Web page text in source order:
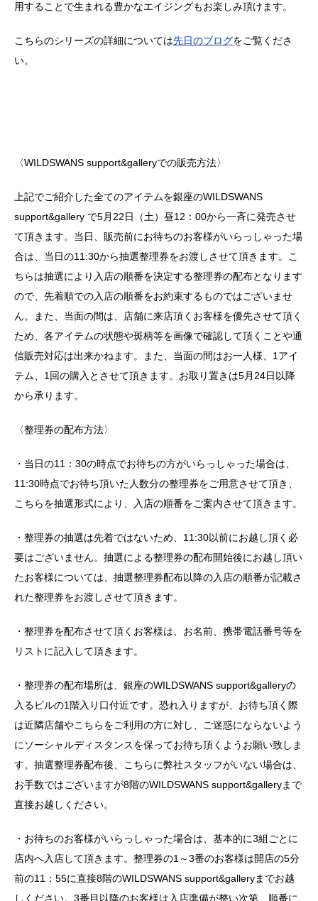
用することで生まれる豊かなエイジングもお楽しみ頂けます。
こちらのシリーズの詳細については先日のブログをご覧くださ
い。
〈WILDSWANS support&galleryでの販売方法〉
上記でご紹介した全てのアイテムを銀座のWILDSWANS
support&gallery で5月22日（土）昼12：00から一斉に発売させ
て頂きます。当日、販売前にお待ちのお客様がいらっしゃった場
合は、当日の11:30から抽選整理券をお渡しさせて頂きます。こ
ちらは抽選により入店の順番を決定する整理券の配布となります
ので、先着順での入店の順番をお約束するものではございませ
ん。また、当面の間は、店舗に来店頂くお客様を優先させて頂く
ため、各アイテムの状態や斑柄等を画像で確認して頂くことや通
信販売対応は出来かねます。また、当面の間はお一人様、1アイ
テム、1回の購入とさせて頂きます。お取り置きは5月24日以降
から承ります。
〈整理券の配布方法〉
・当日の11：30の時点でお待ちの方がいらっしゃった場合は、
11:30時点でお待ち頂いた人数分の整理券をご用意させて頂き、
こちらを抽選形式により、入店の順番をご案内させて頂きます。
・整理券の抽選は先着ではないため、11:30以前にお越し頂く必
要はございません。抽選による整理券の配布開始後にお越し頂い
たお客様については、抽選整理券配布以降の入店の順番が記載さ
れた整理券をお渡しさせて頂きます。
・整理券を配布させて頂くお客様は、お名前、携帯電話番号等を
リストに記入して頂きます。
・整理券の配布場所は、銀座のWILDSWANS support&galleryの
入るビルの1階入り口付近です。恐れ入りますが、お待ち頂く際
は近隣店舗やこちらをご利用の方に対し、ご迷惑にならないよう
にソーシャルディスタンスを保ってお待ち頂くようお願い致しま
す。抽選整理券配布後、こちらに弊社スタッフがいない場合は、
お手数ではございますが8階のWILDSWANS support&galleryまで
直接お越しください。
・お待ちのお客様がいらっしゃった場合は、基本的に3組ごとに
店内へ入店して頂きます。整理券の1～3番のお客様は開店の5分
前の11：55に直接8階のWILDSWANS support&galleryまでお越
しください。3番目以降のお客様は入店準備が整い次第、順番に